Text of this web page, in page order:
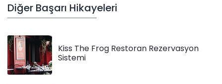
Diğer Başarı Hikayeleri
Kiss The Frog Restoran Rezervasyon
Sistemi